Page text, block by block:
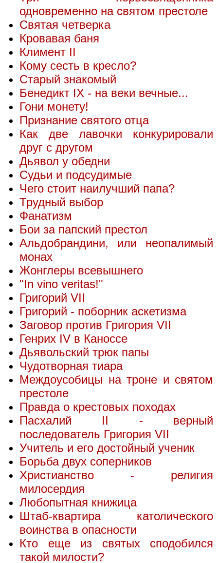
одновременно на святом престоле
Святая четверка
Кровавая баня
Климент II
Кому сесть в кресло?
Старый знакомый
Бенедикт IX - на веки вечные...
Гони монету!
Признание святого отца
Как две лавочки конкурировали
друг с другом
Дьявол у обедни
Судьи и подсудимые
Чего стоит наилучший папа?
Трудный выбор
Фанатизм
Бои за папский престол
Альдобрандини, или неопалимый
монах
Жонглеры всевышнего
"In vino veritas!"
Григорий VII
Григорий - поборник аскетизма
Заговор против Григория VII
Генрих IV в Каноссе
Дьявольский трюк папы
Чудотворная тиара
Междоусобицы на троне и святом
престоле
Правда о крестовых походах
Пасхалий II - верный
последователь Григория VII
Учитель и его достойный ученик
Борьба двух соперников
Христианство - религия
милосердия
Любопытная книжица
Штаб-квартира католического
воинства в опасности
Кто еще из святых сподобился
такой милости?